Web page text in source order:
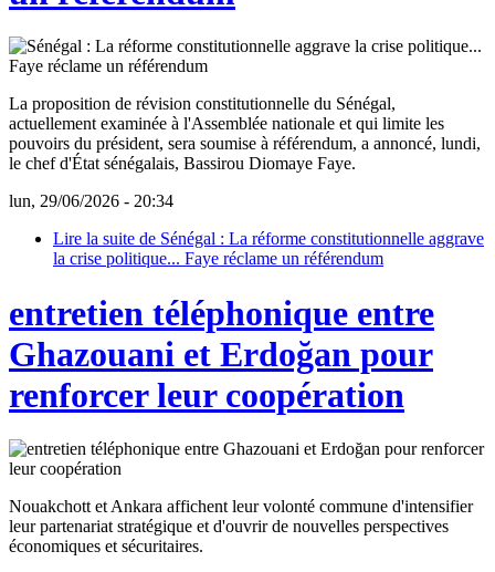
La proposition de révision constitutionnelle du Sénégal,
actuellement examinée à l'Assemblée nationale et qui limite les
pouvoirs du président, sera soumise à référendum, a annoncé, lundi,
le chef d'État sénégalais, Bassirou Diomaye Faye.
lun, 29/06/2026 - 20:34
Lire la suite de Sénégal : La réforme constitutionnelle aggrave
la crise politique... Faye réclame un référendum
entretien téléphonique entre
Ghazouani et Erdoğan pour
renforcer leur coopération
Nouakchott et Ankara affichent leur volonté commune d'intensifier
leur partenariat stratégique et d'ouvrir de nouvelles perspectives
économiques et sécuritaires.